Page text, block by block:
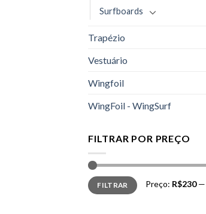
Surfboards
Trapézio
Vestuário
Wingfoil
WingFoil - WingSurf
FILTRAR POR PREÇO
Preço
mínimo
Preço
máximo
FILTRAR Preço: R$230—